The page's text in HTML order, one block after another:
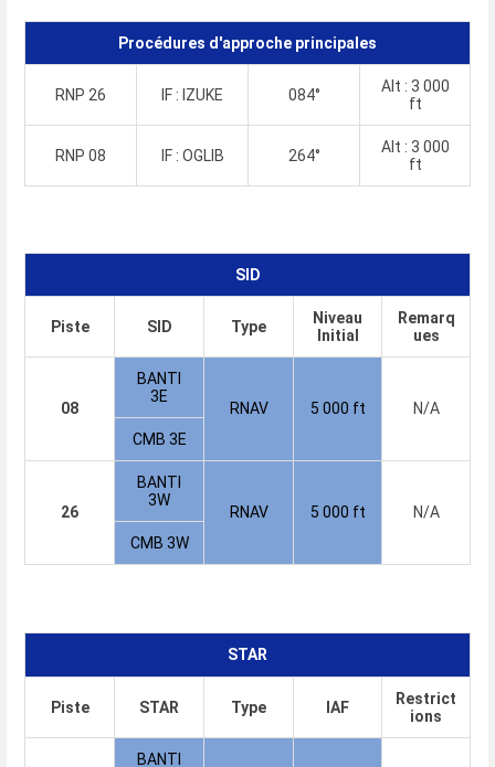
Procédures d'approche principales
RNP 26 IF : IZUKE 084°
Alt : 3 000
ft
RNP 08 IF : OGLIB 264°
Alt : 3 000
ft
SID
Piste SID Type
Niveau
Initial
Remarq
ues
08
BANTI
3E
RNAV 5 000 ft
N/A
CMB 3E
26
BANTI
3W
RNAV 5 000 ft
N/A
CMB 3W
STAR
Piste STAR Type IAF
Restrict
ions
BANTI